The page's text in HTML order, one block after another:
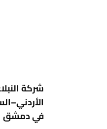
شركة
في دمشق